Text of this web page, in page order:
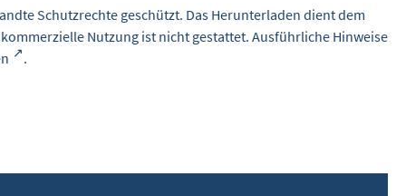
Schutzrechte geschützt. Das Herunterladen dient dem
Nutzung ist nicht gestattet. Ausführliche Hinweise
.